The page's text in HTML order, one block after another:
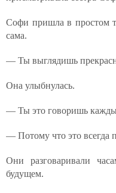
Софи пришла в простом
сама.
— Ты выглядишь
Она улыбнулась.
— Ты это говоришь
— Потому что это всегда
Они разговаривали
будущем.